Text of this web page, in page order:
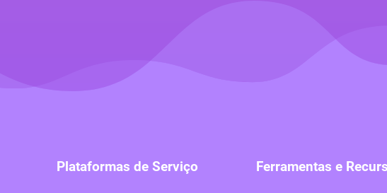
Plataformas de Serviço Ferramentas e